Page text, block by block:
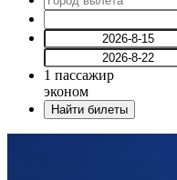
1 пассажир
эконом
Найти билеты